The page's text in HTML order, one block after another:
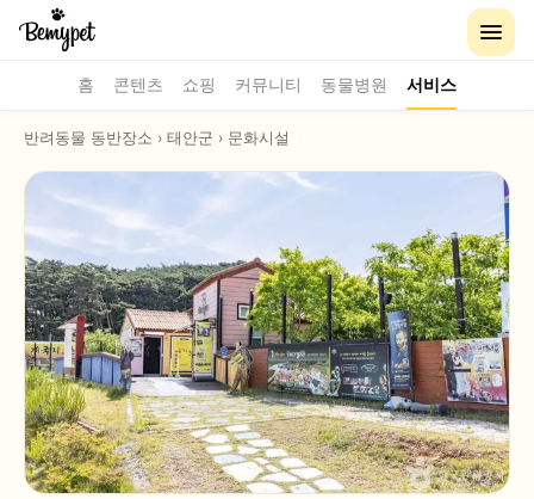
홈 콘텐츠 쇼핑 커뮤니티 동물병원 서비스
반려동물 동반장소 › 태안군 › 문화시설